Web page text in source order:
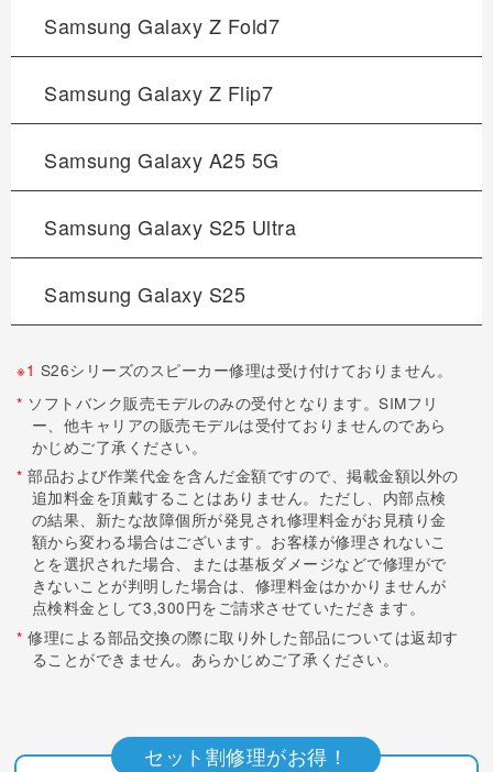
Samsung Galaxy Z Fold7
Samsung Galaxy Z Flip7
Samsung Galaxy A25 5G
Samsung Galaxy S25 Ultra
Samsung Galaxy S25
※1 S26シリーズのスピーカー修理は受け付けておりません。
* ソフトバンク販売モデルのみの受付となります。SIMフリ
ー、他キャリアの販売モデルは受付ておりませんのであら
かじめご了承ください。
* 部品および作業代金を含んだ金額ですので、掲載金額以外の
追加料金を頂戴することはありません。ただし、内部点検
の結果、新たな故障個所が発見され修理料金がお見積り金
額から変わる場合はございます。お客様が修理されないこ
とを選択された場合、または基板ダメージなどで修理がで
きないことが判明した場合は、修理料金はかかりませんが
点検料金として3,300円をご請求させていただきます。
* 修理による部品交換の際に取り外した部品については返却す
ることができません。あらかじめご了承ください。
セット割修理がお得！